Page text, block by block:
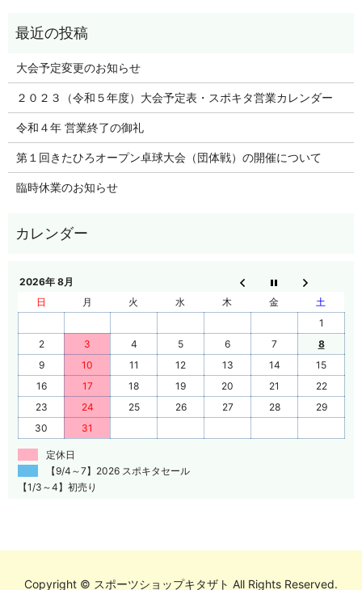
大会予定変更のお知らせ
２０２３（令和５年度）大会予定表・スポキタ営業カレンダー
令和４年 営業終了の御礼
第１回きたひろオープン卓球大会（団体戦）の開催について
臨時休業のお知らせ
2026年 8月
日
月 火 水 木 金
土
1
2
3 4 5 6 7
8
9
10 11 12 13 14
15
16
17 18 19 20 21
22
23
24 25 26 27 28
29
30
31
定休日
【9/4～7】2026 スポキタセール
【1/3～4】初売り
Copyright © スポーツショップキタザト All Rights Reserved.